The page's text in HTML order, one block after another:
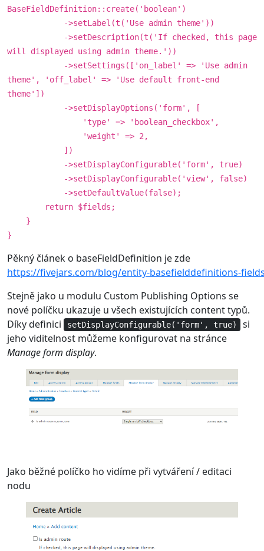
BaseFieldDefinition::create('boolean')
->setLabel(t('Use admin theme'))
->setDescription(t('If checked, this page
will displayed using admin theme.'))
->setSettings(['on_label' => 'Use admin
theme', 'off_label' => 'Use default front-end
theme'])
->setDisplayOptions('form', [
'type' => 'boolean_checkbox',
'weight' => 2,
])
->setDisplayConfigurable('form', true)
->setDisplayConfigurable('view', false)
->setDefaultValue(false);
return $fields;
}
}
Pěkný článek o baseFieldDefinition je zde
https://fivejars.com/blog/entity-basefielddefinitions-
Stejně jako u modulu Custom Publishing Options se
nové políčku ukazuje u všech existujících content typů.
Díky definici
setDisplayConfigurable('form', true)
si
jeho viditelnost můžeme konfigurovat na stránce
Manage form display.
Jako běžné políčko ho vidíme při vytváření / editaci
nodu